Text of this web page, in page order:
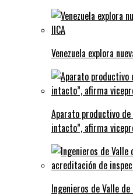
Venezuela explora
Aparato productivo de
intacto”, afirma
Ingenieros de Valle